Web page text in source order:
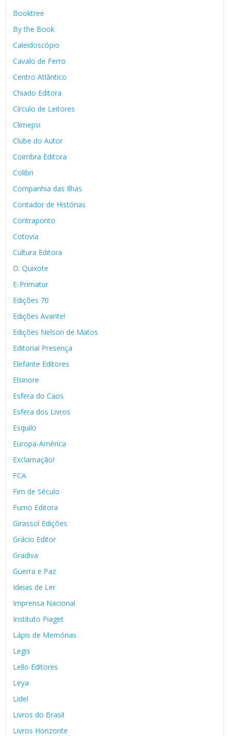
Booktree
By the Book
Caleidoscópio
Cavalo de Ferro
Centro Atlântico
Chiado Editora
Círculo de Leitores
Climepsi
Clube do Autor
Coimbra Editora
Colibri
Companhia das Ilhas
Contador de Histórias
Contraponto
Cotovia
Cultura Editora
D. Quixote
E-Primatur
Edições 70
Edições Avante!
Edições Nelson de Matos
Editorial Presença
Elefante Editores
Elsinore
Esfera do Caos
Esfera dos Livros
Esquilo
Europa-América
Exclamação!
FCA
Fim de Século
Fumo Editora
Girassol Edições
Grácio Editor
Gradiva
Guerra e Paz
Ideias de Ler
Imprensa Nacional
Instituto Piaget
Lápis de Memórias
Legis
Lello Editores
Leya
Lidel
Livros do Brasil
Livros Horizonte